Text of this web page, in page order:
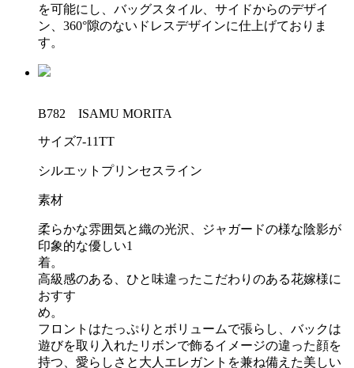
を可能にし、バッグスタイル、サイドからのデザイ
ン、360°隙のないドレスデザインに仕上げておりま
す。
B782 ISAMU MORITA
サイズ7-11TT
シルエット プリンセスライン
素材
柔らかな雰囲気と織の光沢、ジャガードの様な陰影が
印象的な優しい1
着。
高級感のある、ひと味違ったこだわりのある花嫁様に
おすす
め
フロントはたっぷりとボリュームで張らし、バックは
遊びを取り入れたリボンで飾るイメージの違った顔を
持つ、愛らしさと大人エレガントを兼ね備えた美しい